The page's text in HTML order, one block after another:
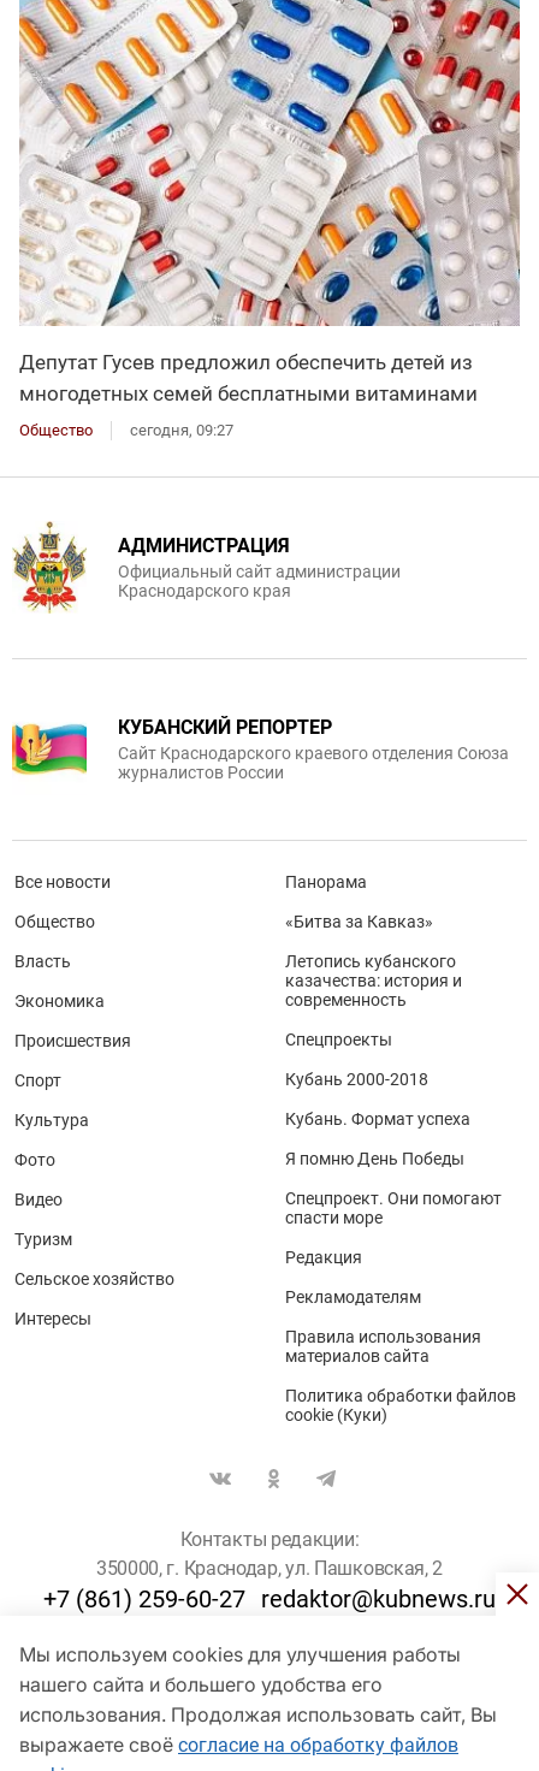
Депутат Гусев предложил обеспечить детей из
многодетных семей бесплатными витаминами
Общество сегодня, 09:27
Мы используем cookies для улучшения работы
нашего сайта и большего удобства его
использования. Продолжая использовать сайт, Вы
выражаете своё согласие на обработку файлов
АДМИНИСТРАЦИЯ
Официальный сайт администрации
Краснодарского края
КУБАНСКИЙ РЕПОРТЕР
Сайт Краснодарского краевого отделения Союза
журналистов России
Все новости
Общество
Власть
Экономика
Происшествия
Спорт
Культура
Фото
Видео
Туризм
Сельское хозяйство
Интересы
Панорама
«Битва за Кавказ»
Летопись кубанского
казачества: история и
современность
Спецпроекты
Кубань 2000-2018
Кубань. Формат успеха
Я помню День Победы
Спецпроект. Они помогают
спасти море
Редакция
Рекламодателям
Правила использования
материалов сайта
Политика обработки файлов
cookie (Куки)
Контакты редакции:
350000, г. Краснодар, ул. Пашковская, 2
+7 (861) 259-60-27 redaktor@kubnews.ru
Для пользователей старше 16 лет
© Кубанские Новости, 2017
Сетевое издание «kubnews» зарегистрировано Федеральной
службой по надзору в сфере связи, информационных технологий